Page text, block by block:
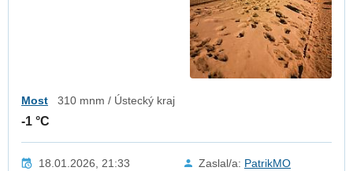
Most 310 mnm / Ústecký kraj
-1 °C
18.01.2026, 21:33 Zaslal/a: PatrikMO